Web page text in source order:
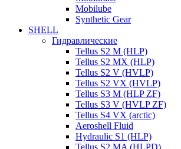
Mobilube
Synthetic Gear
SHELL
Гидравлические
Tellus S2 M (HLP)
Tellus S2 MХ (HLP)
Tellus S2 V (HVLP)
Tellus S2 VX (HVLP)
Tellus S3 M (HLP ZF)
Tellus S3 V (HVLP ZF)
Tellus S4 VX (arctic)
Aeroshell Fluid
Hydraulic S1 (HLP)
Tellus S2 MA (HLPD)